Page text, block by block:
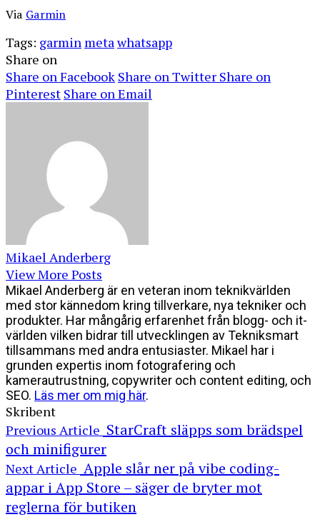
Via Garmin
Tags: garmin metawhatsapp
Share on
Share on Facebook Share on Twitter Share on
Pinterest Share on Email
Mikael Anderberg
View More Posts
Mikael Anderberg är en veteran inom teknikvärlden
med stor kännedom kring tillverkare, nya tekniker och
produkter. Har mångårig erfarenhet från blogg- och it-
världen vilken bidrar till utvecklingen av Tekniksmart
tillsammans med andra entusiaster. Mikael har i
grunden expertis inom fotografering och
kamerautrustning, copywriter och content editing, och
SEO. Läs mer om mig här.
Skribent
Previous Article StarCraft släpps som brädspel
och minifigurer
Next Article Apple slår ner på vibe coding-
appar i App Store – säger de bryter mot
reglerna för butiken